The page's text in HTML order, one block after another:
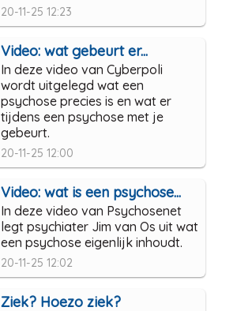
20-11-25 12:23
Video: wat gebeurt er...
In deze video van Cyberpoli
wordt uitgelegd wat een
psychose precies is en wat er
tijdens een psychose met je
gebeurt.
20-11-25 12:00
Video: wat is een psychose...
In deze video van Psychosenet
legt psychiater Jim van Os uit wat
een psychose eigenlijk inhoudt.
20-11-25 12:02
Ziek? Hoezo ziek?